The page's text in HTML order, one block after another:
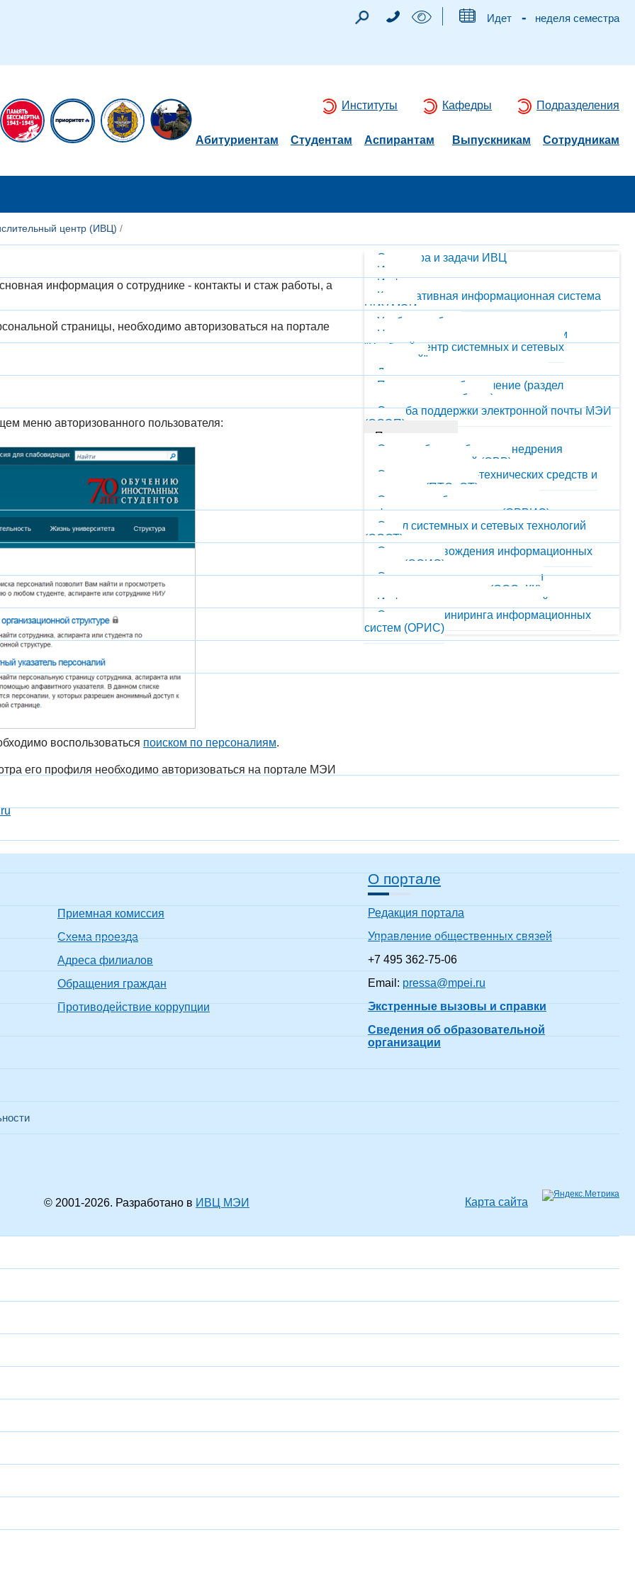
Идет - неделя семестра
Институты Кафедры Подразделения
Абитуриентам Студентам Аспирантам Выпускникам Сотрудникам
центр (ИВЦ) /
информация о сотруднике - контакты и стаж работы, а
страницы, необходимо авторизоваться на портале
меню авторизованного пользователя:
воспользоваться поиском по персоналиям.
его профиля необходимо авторизоваться на портале МЭИ
Структура и задачи ИВЦ
История
Информационно-вычислительная сеть
Корпоративная информационная система
НИУ МЭИ
Учебная работа
Центр подготовки и переподготовки
"Учебный центр системных и сетевых
технологий"
Документы, статьи, презентации
Программное обеспечение (раздел
находится в разработке)
Служба поддержки электронной почты МЭИ
(ОСЭП)
Подразделения
Отдел веб-разработки и внедрения
портальных решений (ОВР)
Отдел программно-технических средств и
оргтехники (ПТСиОТ)
Отдел разработки и внедрения
информационных систем (ОРВИС)
Отдел системных и сетевых технологий
(ОССТ)
Отдел сопровожде­ния информационных
систем (ОСИС)
Отдел сопровождения систем и
компьютерных классов (ОССиКК)
Информационно-аналитический отдел
Отдел реинжиниринга информационных
систем (ОРИС)
Приемная комиссия
Схема проезда
Адреса филиалов
Обращения граждан
Противодействие коррупции
О портале
Редакция портала
Управление общественных связей
+7 495 362-75-06
Email: pressa@mpei.ru
Экстренные вызовы и справки
Сведения об образовательной
организации
© 2001-2026. Разработано в ИВЦ МЭИ Карта сайта